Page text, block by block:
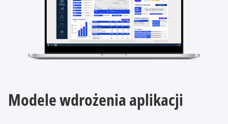
Modele wdrożenia aplikacji